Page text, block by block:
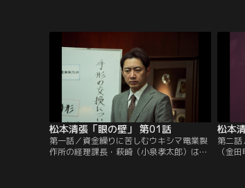
松本清張「眼の壁」 第01話
第一話／資金繰りに苦しむウキシマ電業製
作所の経理課長・萩崎（小泉孝太郎）は、
松本
第二話
（金